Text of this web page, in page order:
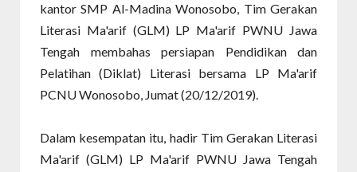
kantor SMP Al-Madina Wonosobo, Tim Gerakan
Literasi Ma'arif (GLM) LP Ma'arif PWNU Jawa
Tengah membahas persiapan Pendidikan dan
Pelatihan (Diklat) Literasi bersama LP Ma'arif
PCNU Wonosobo, Jumat (20/12/2019).
Dalam kesempatan itu, hadir Tim Gerakan Literasi
Ma'arif (GLM) LP Ma'arif PWNU Jawa Tengah